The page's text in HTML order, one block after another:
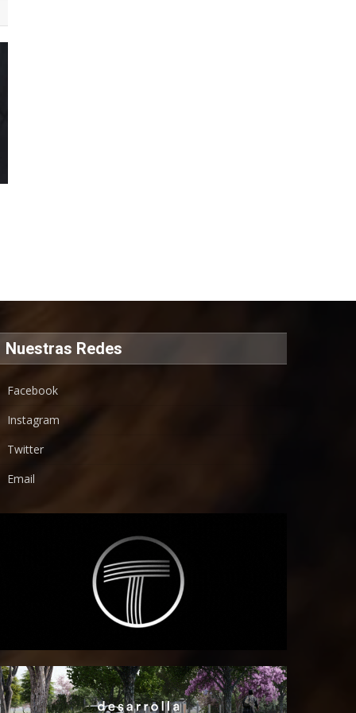
Nuestras Redes
Facebook
Instagram
Twitter
Email